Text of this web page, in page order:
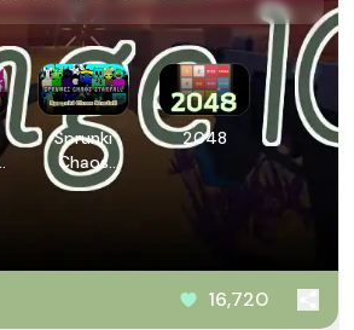
Sprunki
Chaos
Starfall
2048
16,720